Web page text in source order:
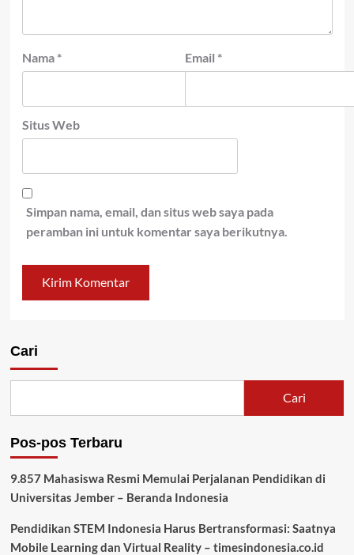
Nama * Email *
Situs Web
Simpan nama, email, dan situs web saya pada
peramban ini untuk komentar saya berikutnya.
Cari
Cari
Pos-pos Terbaru
9.857 Mahasiswa Resmi Memulai Perjalanan Pendidikan di
Universitas Jember – Beranda Indonesia
Pendidikan STEM Indonesia Harus Bertransformasi: Saatnya
Mobile Learning dan Virtual Reality – timesindonesia.co.id